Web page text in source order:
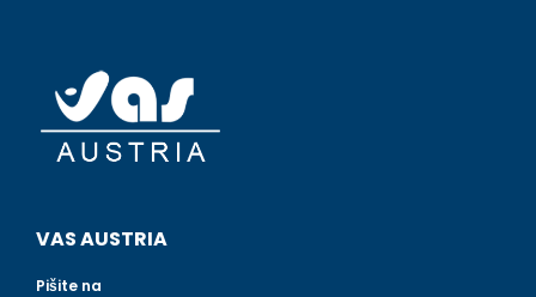
VAS AUSTRIA
Pišite na